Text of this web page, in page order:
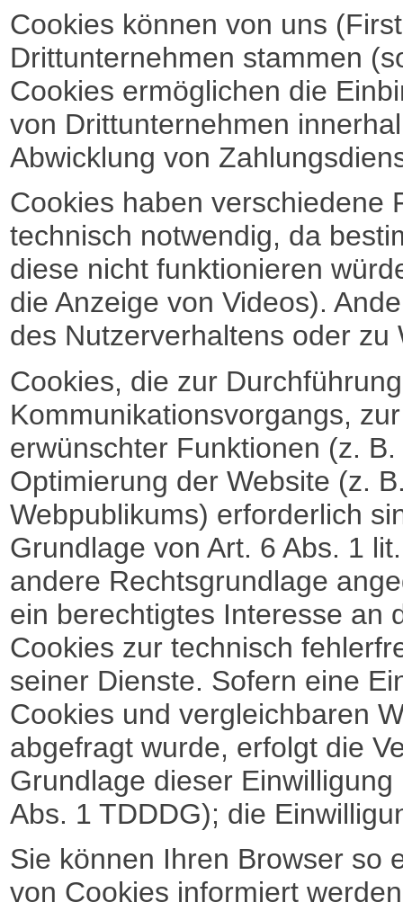
Cookies können von uns
Drittunternehmen stammen
Cookies ermöglichen die
von Drittunternehmen
Abwicklung von
Cookies haben verschiedene
technisch notwendig, da
diese nicht funktionieren
die Anzeige von Videos).
des Nutzerverhaltens oder
Cookies, die zur
Kommunikationsvorgangs,
erwünschter Funktionen (z.
Optimierung der Website (z.
Webpublikums) erforderlich
Grundlage von Art. 6 Abs. 1
andere Rechtsgrundlage
ein berechtigtes Interesse an
Cookies zur technisch
seiner Dienste. Sofern eine
Cookies und vergleichbaren
abgefragt wurde, erfolgt die
Grundlage dieser
Abs. 1 TDDDG); die
Sie können Ihren Browser so
von Cookies informiert